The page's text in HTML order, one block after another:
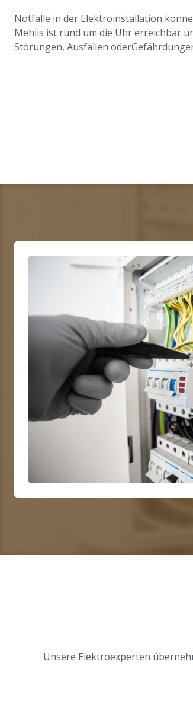
Notfälle in der Elektroinstallation
Mehlis ist rund um die Uhr erreichbar
Störungen, Ausfällen
Unsere Elektroexperten